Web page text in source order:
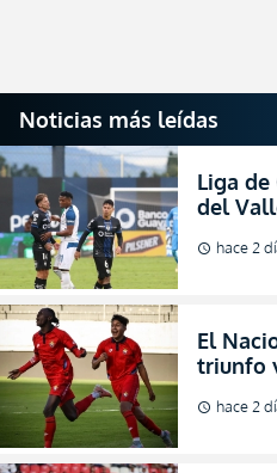
Noticias más leídas
Liga
del
dónde
schedule hace 2
El
triunfo
para
schedule hace 2